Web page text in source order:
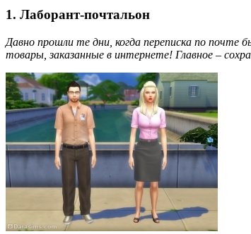
1. Лаборант-почтальон
Давно прошли те дни, когда переписка по почте
товары, заказанные в интернете! Главное –